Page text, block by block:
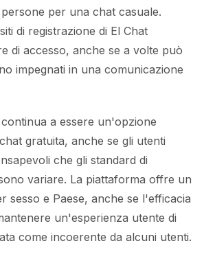
per una chat casuale.
di registrazione di El Chat
di accesso, anche se a volte può
impegnati in una comunicazione
a essere un'opzione
gratuita, anche se gli utenti
che gli standard di
variare. La piattaforma offre un
sesso e Paese, anche se l'efficacia
un'esperienza utente di
come incoerente da alcuni utenti.